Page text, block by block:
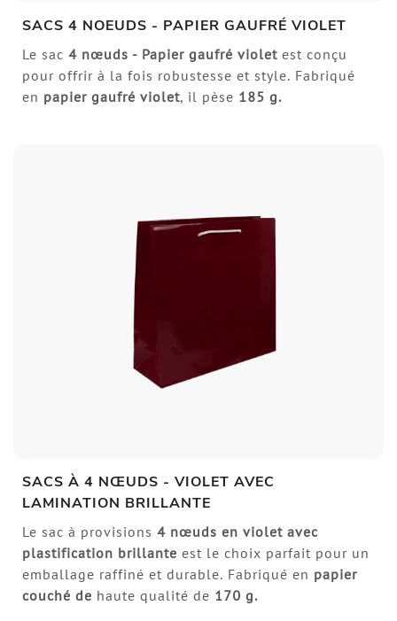
SACS 4 NOEUDS - PAPIER GAUFRÉ VIOLET
Le sac 4 nœuds - Papier gaufré violet est conçu
pour offrir à la fois robustesse et style. Fabriqué
en papier gaufré violet, il pèse 185 g.
SACS À 4 NŒUDS - VIOLET AVEC
LAMINATION BRILLANTE
Le sac à provisions 4 nœuds en violet avec
plastification brillante est le choix parfait pour un
emballage raffiné et durable. Fabriqué en papier
couché de haute qualité de 170 g.